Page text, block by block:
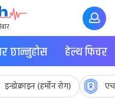
छान्नुहोस हेल्थ फिचर
इन्डोक्राइन (हर्मोन रोग)